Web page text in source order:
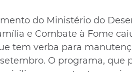
do Ministério do
e Combate à Fome
tem verba para
O programa, que